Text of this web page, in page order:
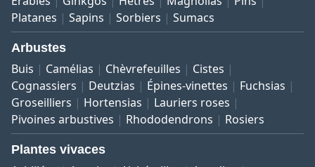
Platanes
Sapins Sorbiers Sumacs
Arbustes
Buis Camélias Chèvrefeuilles
Cistes
Cognassiers
Deutzias Épines-vinettes
Fuchsias
Groseilliers
Hortensias
Lauriers roses
Pivoines arbustives
Rhododendrons Rosiers
Plantes vivaces